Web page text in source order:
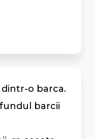
o barca.
barcii